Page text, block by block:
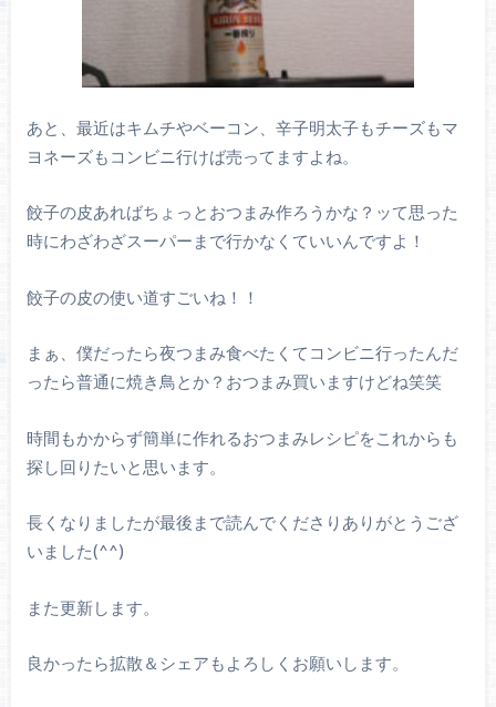
あと、最近はキムチやベーコン、辛子明太子もチーズもマ
ヨネーズもコンビニ行けば売ってますよね。
餃子の皮あればちょっとおつまみ作ろうかな？ッて思った
時にわざわざスーパーまで行かなくていいんですよ！
餃子の皮の使い道すごいね！！
まぁ、僕だったら夜つまみ食べたくてコンビニ行ったんだ
ったら普通に焼き鳥とか？おつまみ買いますけどね笑笑
時間もかからず簡単に作れるおつまみレシピをこれからも
探し回りたいと思います。
長くなりましたが最後まで読んでくださりありがとうござ
いました(^^)
また更新します。
良かったら拡散＆シェアもよろしくお願いします。